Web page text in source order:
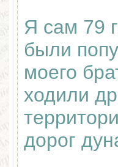
Я сам 79
были
моего
ходили
дорог